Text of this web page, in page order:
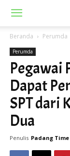
Beranda Perumda
Perumda
Pegawai
Dapat
SPT dari
Dua
Penulis Padang Time